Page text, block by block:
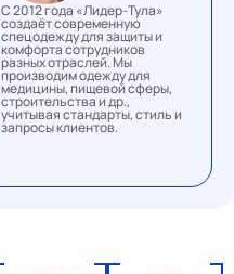
С 2012 года «Лидер-Тула»
создаёт современную
спецодежду для защиты и
комфорта сотрудников
разных отраслей. Мы
производим одежду для
медицины, пищевой сферы,
строительства и др.,
учитывая стандарты, стиль и
запросы клиентов.